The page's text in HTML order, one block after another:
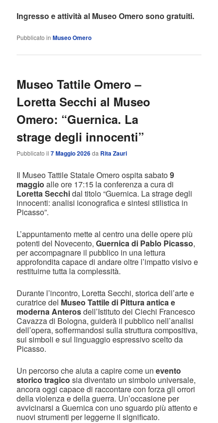
Ingresso e attività al Museo Omero sono gratuiti.
Pubblicato in Museo Omero
Museo Tattile Omero –
Loretta Secchi al Museo
Omero: “Guernica. La
strage degli innocenti”
Pubblicato il7 Maggio 2026da Rita Zauri
Il Museo Tattile Statale Omero ospita sabato9
maggio alle ore 17:15 la conferenza a cura di
Loretta Secchidal titolo “Guernica. La strage degli
innocenti: analisi iconografica e sintesi stilistica in
Picasso”.
L’appuntamento mette al centro una delle opere più
potenti del Novecento,Guernica di Pablo Picasso,
per accompagnare il pubblico in una lettura
approfondita capace di andare oltre l’impatto visivo e
restituirne tutta la complessità.
Durante l’incontro, Loretta Secchi, storica dell’arte e
curatrice del Museo Tattile di Pittura antica e
moderna Anterosdell’Istituto dei Ciechi Francesco
Cavazza di Bologna, guiderà il pubblico nell’analisi
dell’opera, soffermandosi sulla struttura compositiva,
sui simboli e sul linguaggio espressivo scelto da
Picasso.
Un percorso che aiuta a capire come unevento
storico tragico sia diventato un simbolo universale,
ancora oggi capace di raccontare con forza gli orrori
della violenza e della guerra. Un’occasione per
avvicinarsi a Guernica con uno sguardo più attento e
nuovi strumenti per leggerne il significato.